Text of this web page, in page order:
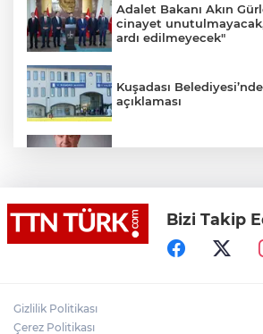
Adalet Bakanı Akın
cinayet
ardı edilmeyecek"
Kuşadası
açıklaması
Yeni aldığı motosikletle
gözyaşları arasında
Bizi Takip
Gizlilik Politikası
Çerez Politikası